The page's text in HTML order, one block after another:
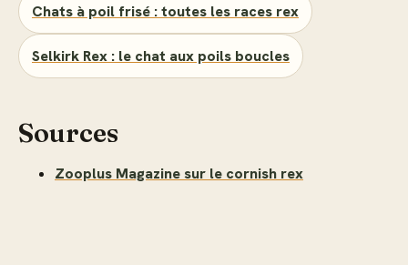
Chats à poil frisé : toutes les races rex
Selkirk Rex : le chat aux poils boucles
Sources
Zooplus Magazine sur le cornish rex